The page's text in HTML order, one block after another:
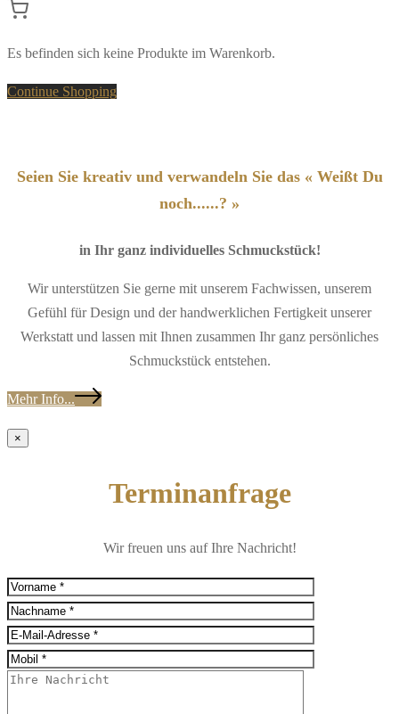
Es befinden sich keine Produkte im Warenkorb.
Continue Shopping
Seien Sie kreativ und verwandeln Sie das « Weißt Du
noch......? »
in Ihr ganz individuelles Schmuckstück!
Wir unterstützen Sie gerne mit unserem Fachwissen, unserem
Gefühl für Design und der handwerklichen Fertigkeit unserer
Werkstatt und lassen mit Ihnen zusammen Ihr ganz persönliches
Schmuckstück entstehen.
Mehr Info...
×
Terminanfrage
Wir freuen uns auf Ihre Nachricht!